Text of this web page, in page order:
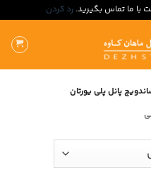
با ما تماس بگیرید. رد کردن
پانل پلی یورتان